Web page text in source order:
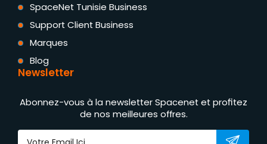
SpaceNet Tunisie Business
Support Client Business
Marques
Blog
Newsletter
Abonnez-vous à la newsletter Spacenet et profitez
de nos meilleures offres.